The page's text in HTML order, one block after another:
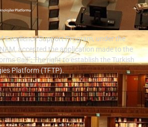
Excellence Support Program, under the
accepted the application made to the
Call”; The right to establish the Turkish
Platform (TFTP).